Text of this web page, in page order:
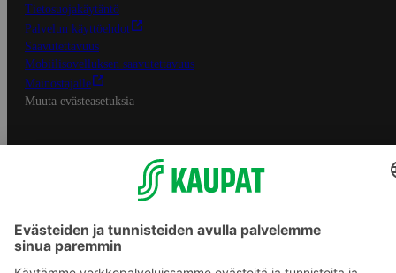
Tietosuojakäytäntö
Palvelun käyttöehdot
Saavutettavuus
Mobiilisovelluksen saavutettavuus
Mainostajalle
Muuta evästeasetuksia
S-ryhmän palvelut
Asiakasomistajuus